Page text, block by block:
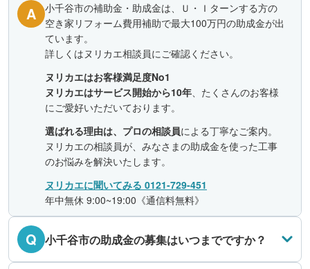
A
小千谷市の補助金・助成金は、Ｕ・Ｉターンする方の
空き家リフォーム費用補助で最大100万円の助成金が出
ています。
詳しくはヌリカエ相談員にご確認ください。
ヌリカエはお客様満足度No1
ヌリカエはサービス開始から10年、たくさんのお客様
にご愛好いただいております。
選ばれる理由は、プロの相談員による丁寧なご案内。
ヌリカエの相談員が、みなさまの助成金を使った工事
のお悩みを解決いたします。
ヌリカエに聞いてみる 0121-729-451
年中無休 9:00~19:00《通信料無料》
Q 小千谷市の助成金の募集はいつまでですか？